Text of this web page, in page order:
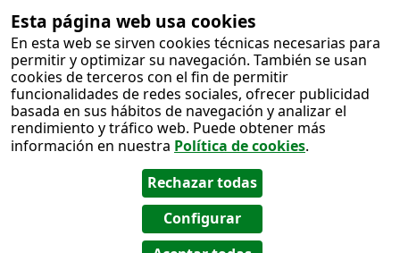
Esta página web usa cookies
En esta web se sirven cookies técnicas necesarias para
permitir y optimizar su navegación. También se usan
cookies de terceros con el fin de permitir
funcionalidades de redes sociales, ofrecer publicidad
basada en sus hábitos de navegación y analizar el
rendimiento y tráfico web. Puede obtener más
información en nuestra Política de cookies.